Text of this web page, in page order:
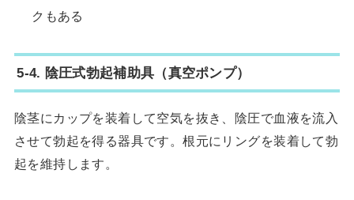
クもある
5-4. 陰圧式勃起補助具（真空ポンプ）
陰茎にカップを装着して空気を抜き、陰圧で血液を流入
させて勃起を得る器具です。根元にリングを装着して勃
起を維持します。